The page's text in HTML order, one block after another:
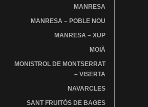
MANRESA
MANRESA – POBLE NOU
MANRESA – XUP
MOIÀ
MONISTROL DE MONTSERRAT
– VISERTA
NAVARCLES
SANT FRUITÓS DE BAGES